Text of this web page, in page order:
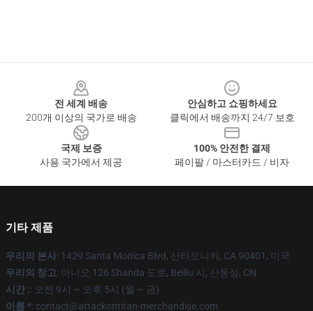
전 세계 배송
200개 이상의 국가로 배송
안심하고 쇼핑하세요
클릭에서 배송까지 24/7 보호
국제 보증
사용 국가에서 제공
100% 안전한 결제
페이팔 / 마스터카드 / 비자
기타 제품
우리의 본사: 1429 Santa Monica Blvd, 산타모니카, CA 90401, 미국
우리의 창고: 아니오 126 Shanda 도로, Beiliu 시, 산동성, CN
시간 :: 오전 9시 ~ 오후 5시 (월 ~ 금)
이름 *: contact@attackontitan-merchandise.com